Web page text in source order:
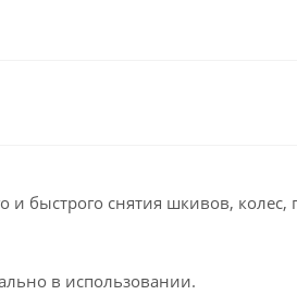
быстрого снятия шкивов,
в использовании.